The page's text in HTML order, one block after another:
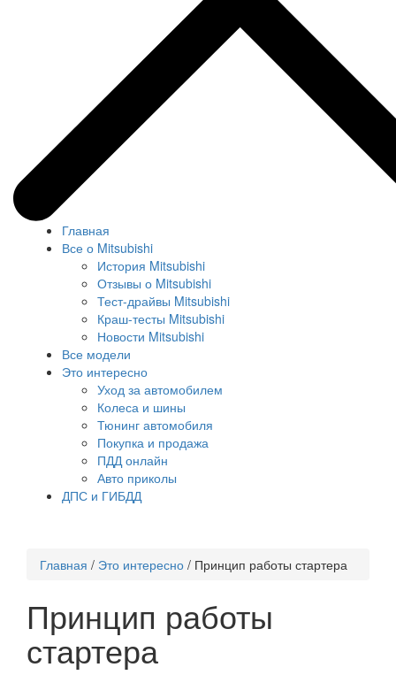
Главная
Все о Mitsubishi
История Mitsubishi
Отзывы о Mitsubishi
Тест-драйвы Mitsubishi
Краш-тесты Mitsubishi
Новости Mitsubishi
Все модели
Это интересно
Уход за автомобилем
Колеса и шины
Тюнинг автомобиля
Покупка и продажа
ПДД онлайн
Авто приколы
ДПС и ГИБДД
Главная / Это интересно / Принцип работы стартера
Принцип работы
стартера